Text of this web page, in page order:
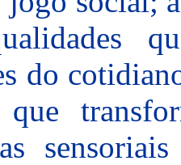
do
que